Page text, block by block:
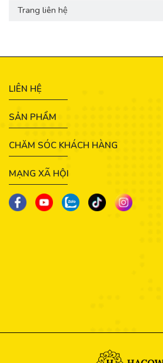
Trang liên hệ
LIÊN HỆ
SẢN PHẨM
CHĂM SÓC KHÁCH HÀNG
MẠNG XÃ HỘI